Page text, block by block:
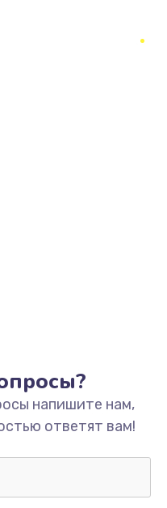
трубки
напишите нам,
ответят вам!